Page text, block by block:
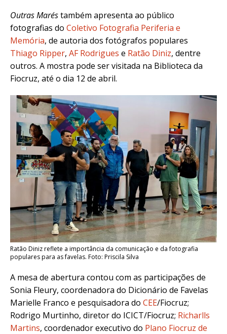
Outras Maréstambém apresenta ao público
fotografias do Coletivo Fotografia Periferia e
Memória, de autoria dos fotógrafos populares
Thiago Ripper, AF Rodrigues e Ratão Diniz, dentre
outros. A mostra pode ser visitada na Biblioteca da
Fiocruz, até o dia 12 de abril.
Ratão Diniz reflete a importância da comunicação e da fotografia
populares para as favelas. Foto: Priscila Silva
A mesa de abertura contou com as participações de
Sonia Fleury, coordenadora do Dicionário de Favelas
Marielle Franco e pesquisadora do CEE/Fiocruz;
Rodrigo Murtinho, diretor do ICICT/Fiocruz; Richarlls
Martins, coordenador executivo do Plano Fiocruz de